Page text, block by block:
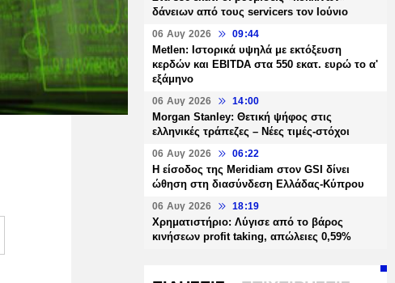
δάνειων από τους servicers τον Ιούνιο
06 Αυγ 2026 09:44
Metlen: Ιστορικά υψηλά με εκτόξευση
κερδών και EBITDA στα 550 εκατ. ευρώ το α'
εξάμηνο
06 Αυγ 2026 14:00
Morgan Stanley: Θετική ψήφος στις
ελληνικές τράπεζες – Νέες τιμές-στόχοι
06 Αυγ 2026 06:22
Η είσοδος της Meridiam στον GSI δίνει
ώθηση στη διασύνδεση Ελλάδας-Κύπρου
06 Αυγ 2026 18:19
Χρηματιστήριο: Λύγισε από το βάρος
κινήσεων profit taking, απώλειες 0,59%